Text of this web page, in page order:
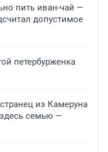
пить иван-чай —
допустимое
петербурженка
из Камеруна
семью —